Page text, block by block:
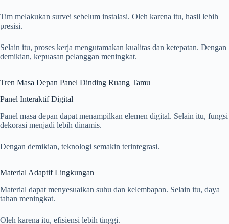
Tim melakukan survei sebelum instalasi. Oleh karena itu, hasil lebih
presisi.
Selain itu, proses kerja mengutamakan kualitas dan ketepatan. Dengan
demikian, kepuasan pelanggan meningkat.
Tren Masa Depan Panel Dinding Ruang Tamu
Panel Interaktif Digital
Panel masa depan dapat menampilkan elemen digital. Selain itu, fungsi
dekorasi menjadi lebih dinamis.
Dengan demikian, teknologi semakin terintegrasi.
Material Adaptif Lingkungan
Material dapat menyesuaikan suhu dan kelembapan. Selain itu, daya
tahan meningkat.
Oleh karena itu, efisiensi lebih tinggi.